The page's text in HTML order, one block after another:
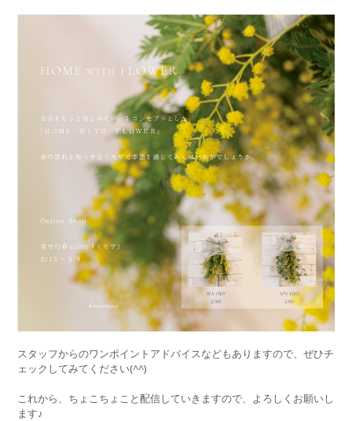
スタッフからのワンポイントアドバイスなどもありますので、ぜひチ
ェックしてみてください(^^)
これから、ちょこちょこと配信していきますので、よろしくお願いし
ます♪